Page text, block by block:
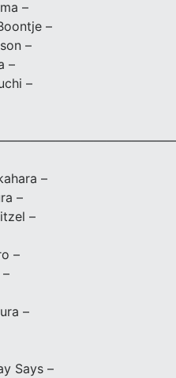
–
–
–
–
–
–
–
–
–
–
Says –